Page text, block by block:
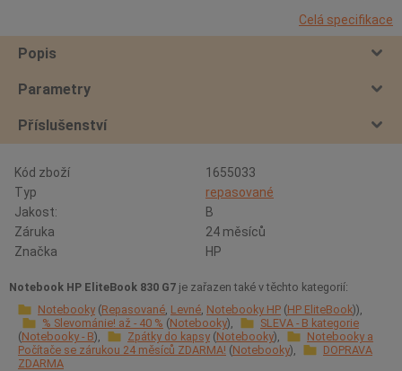
Celá specifikace
Popis
Parametry
Příslušenství
Kód zboží
1655033
Typ
repasované
Jakost:
B
Záruka
24 měsíců
Značka
HP
Notebook HP EliteBook 830 G7 je zařazen také v těchto kategorií:
Notebooky Repasované Levné Notebooky HP HP EliteBook
% Slevománie! až - 40 % Notebooky
SLEVA - B kategorie
Notebooky - B
Zpátky do kapsy Notebooky
Notebooky a
Počítače se zárukou 24 měsíců ZDARMA! Notebooky
DOPRAVA
ZDARMA